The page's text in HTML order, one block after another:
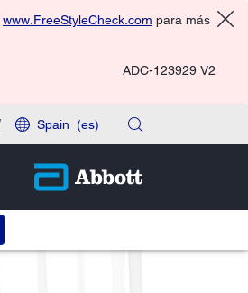
www.FreeStyleCheck.com para más
ADC-123929 V2
Spain (es)